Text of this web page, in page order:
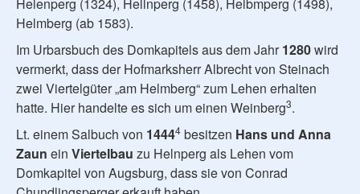
Helenperg (1324), Hellnperg (1458), Helbmperg (1498),
Helmberg (ab 1583).
Im Urbarsbuch des Domkapitels aus dem Jahr1280wird
vermerkt, dass der Hofmarksherr Albrecht von Steinach
zwei Viertelgüter „am Helmberg“ zum Lehen erhalten
hatte. Hier handelte es sich um einen Weinberg3.
Lt. einem Salbuch von 14444 besitzen Hans und Anna
Zaun ein Viertelbau zu Helnperg als Lehen vom
Domkapitel von Augsburg, dass sie von Conrad